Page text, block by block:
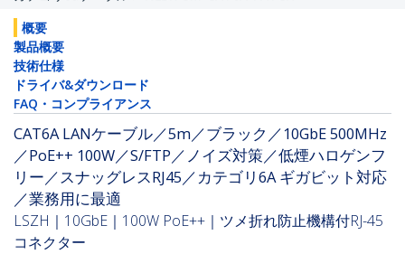
概要
製品概要
技術仕様
ドライバ&ダウンロード
FAQ・コンプライアンス
CAT6A LANケーブル／5m／ブラック／10GbE 500MHz
／PoE++ 100W／S/FTP／ノイズ対策／低煙ハロゲンフ
リー／スナッグレスRJ45／カテゴリ6A ギガビット対応
／業務用に最適
LSZH｜10GbE｜100W PoE++｜ツメ折れ防止機構付RJ-45
コネクター